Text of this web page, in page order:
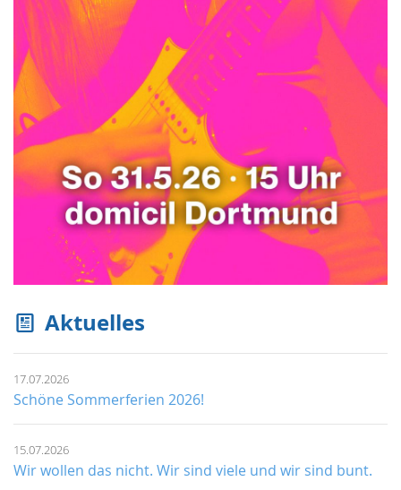
Aktuelles
17.07.2026
Schöne Sommerferien 2026!
15.07.2026
Wir wollen das nicht. Wir sind viele und wir sind bunt.